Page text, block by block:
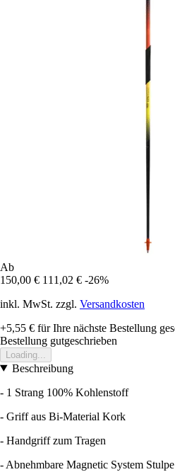
Ab
150,00 € 111,02 € -26%
inkl. MwSt. zzgl. Versandkosten
+5,55 € für Ihre nächste Bestellung
Bestellung gutgeschrieben
Loading...
Beschreibung
- 1 Strang 100% Kohlenstoff
- Griff aus Bi-Material Kork
- Handgriff zum Tragen
- Abnehmbare Magnetic System